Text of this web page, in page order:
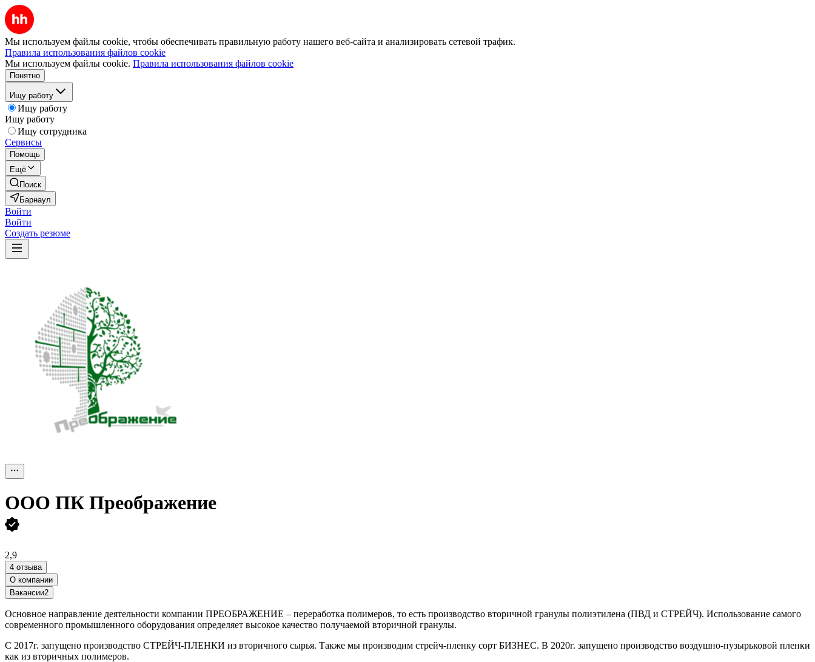
Мы используем файлы cookie, чтобы обеспечивать правильную работу нашего веб-сайта и анализировать сетевой трафик.
Правила использования файлов cookie
Мы используем файлы cookie. Правила использования файлов cookie
Понятно
Ищу работу
Ищу работу
Ищу работу
Ищу сотрудника
Сервисы
Помощь
Ещё
Поиск
Барнаул
Войти
Войти
Создать резюме
ООО ПК Преображение
2,9
4 отзыва
О компании
Вакансии2
Основное направление деятельности компании ПРЕОБРАЖЕНИЕ – переработка полимеров, то есть производство вторичной гранулы полиэтилена (ПВД и СТРЕЙЧ). Использование самого
современного промышленного оборудования определяет высокое качество получаемой вторичной гранулы.
С 2017г. запущено производство СТРЕЙЧ-ПЛЕНКИ из вторичного сырья. Также мы производим стрейч-пленку сорт БИЗНЕС. В 2020г. запущено производство воздушно-пузырьковой пленки
как из вторичных полимеров.